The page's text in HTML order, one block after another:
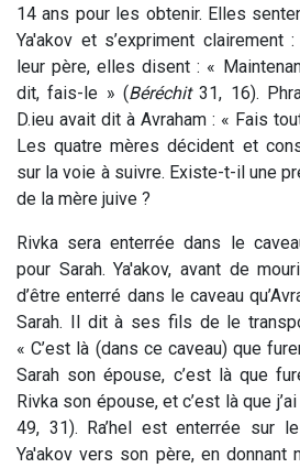
14 ans pour les obtenir. Elles
Ya'akov et s’expriment clairement
leur père, elles disent : «
dit, fais-le » (Béréchit31, 16).
D.ieu avait dit à Avraham : « Fais
Les quatre mères décident et
sur la voie à suivre. Existe-t-il une
de la mère juive ?
Rivka sera enterrée dans le
pour Sarah. Ya'akov, avant de
d’être enterré dans le caveau
Sarah. Il dit à ses fils de le
« C’est là (dans ce caveau) que
Sarah son épouse, c’est là que
Rivka son épouse, et c’est là que
49, 31). Ra’hel est enterrée sur
Ya'akov vers son père, en donnant